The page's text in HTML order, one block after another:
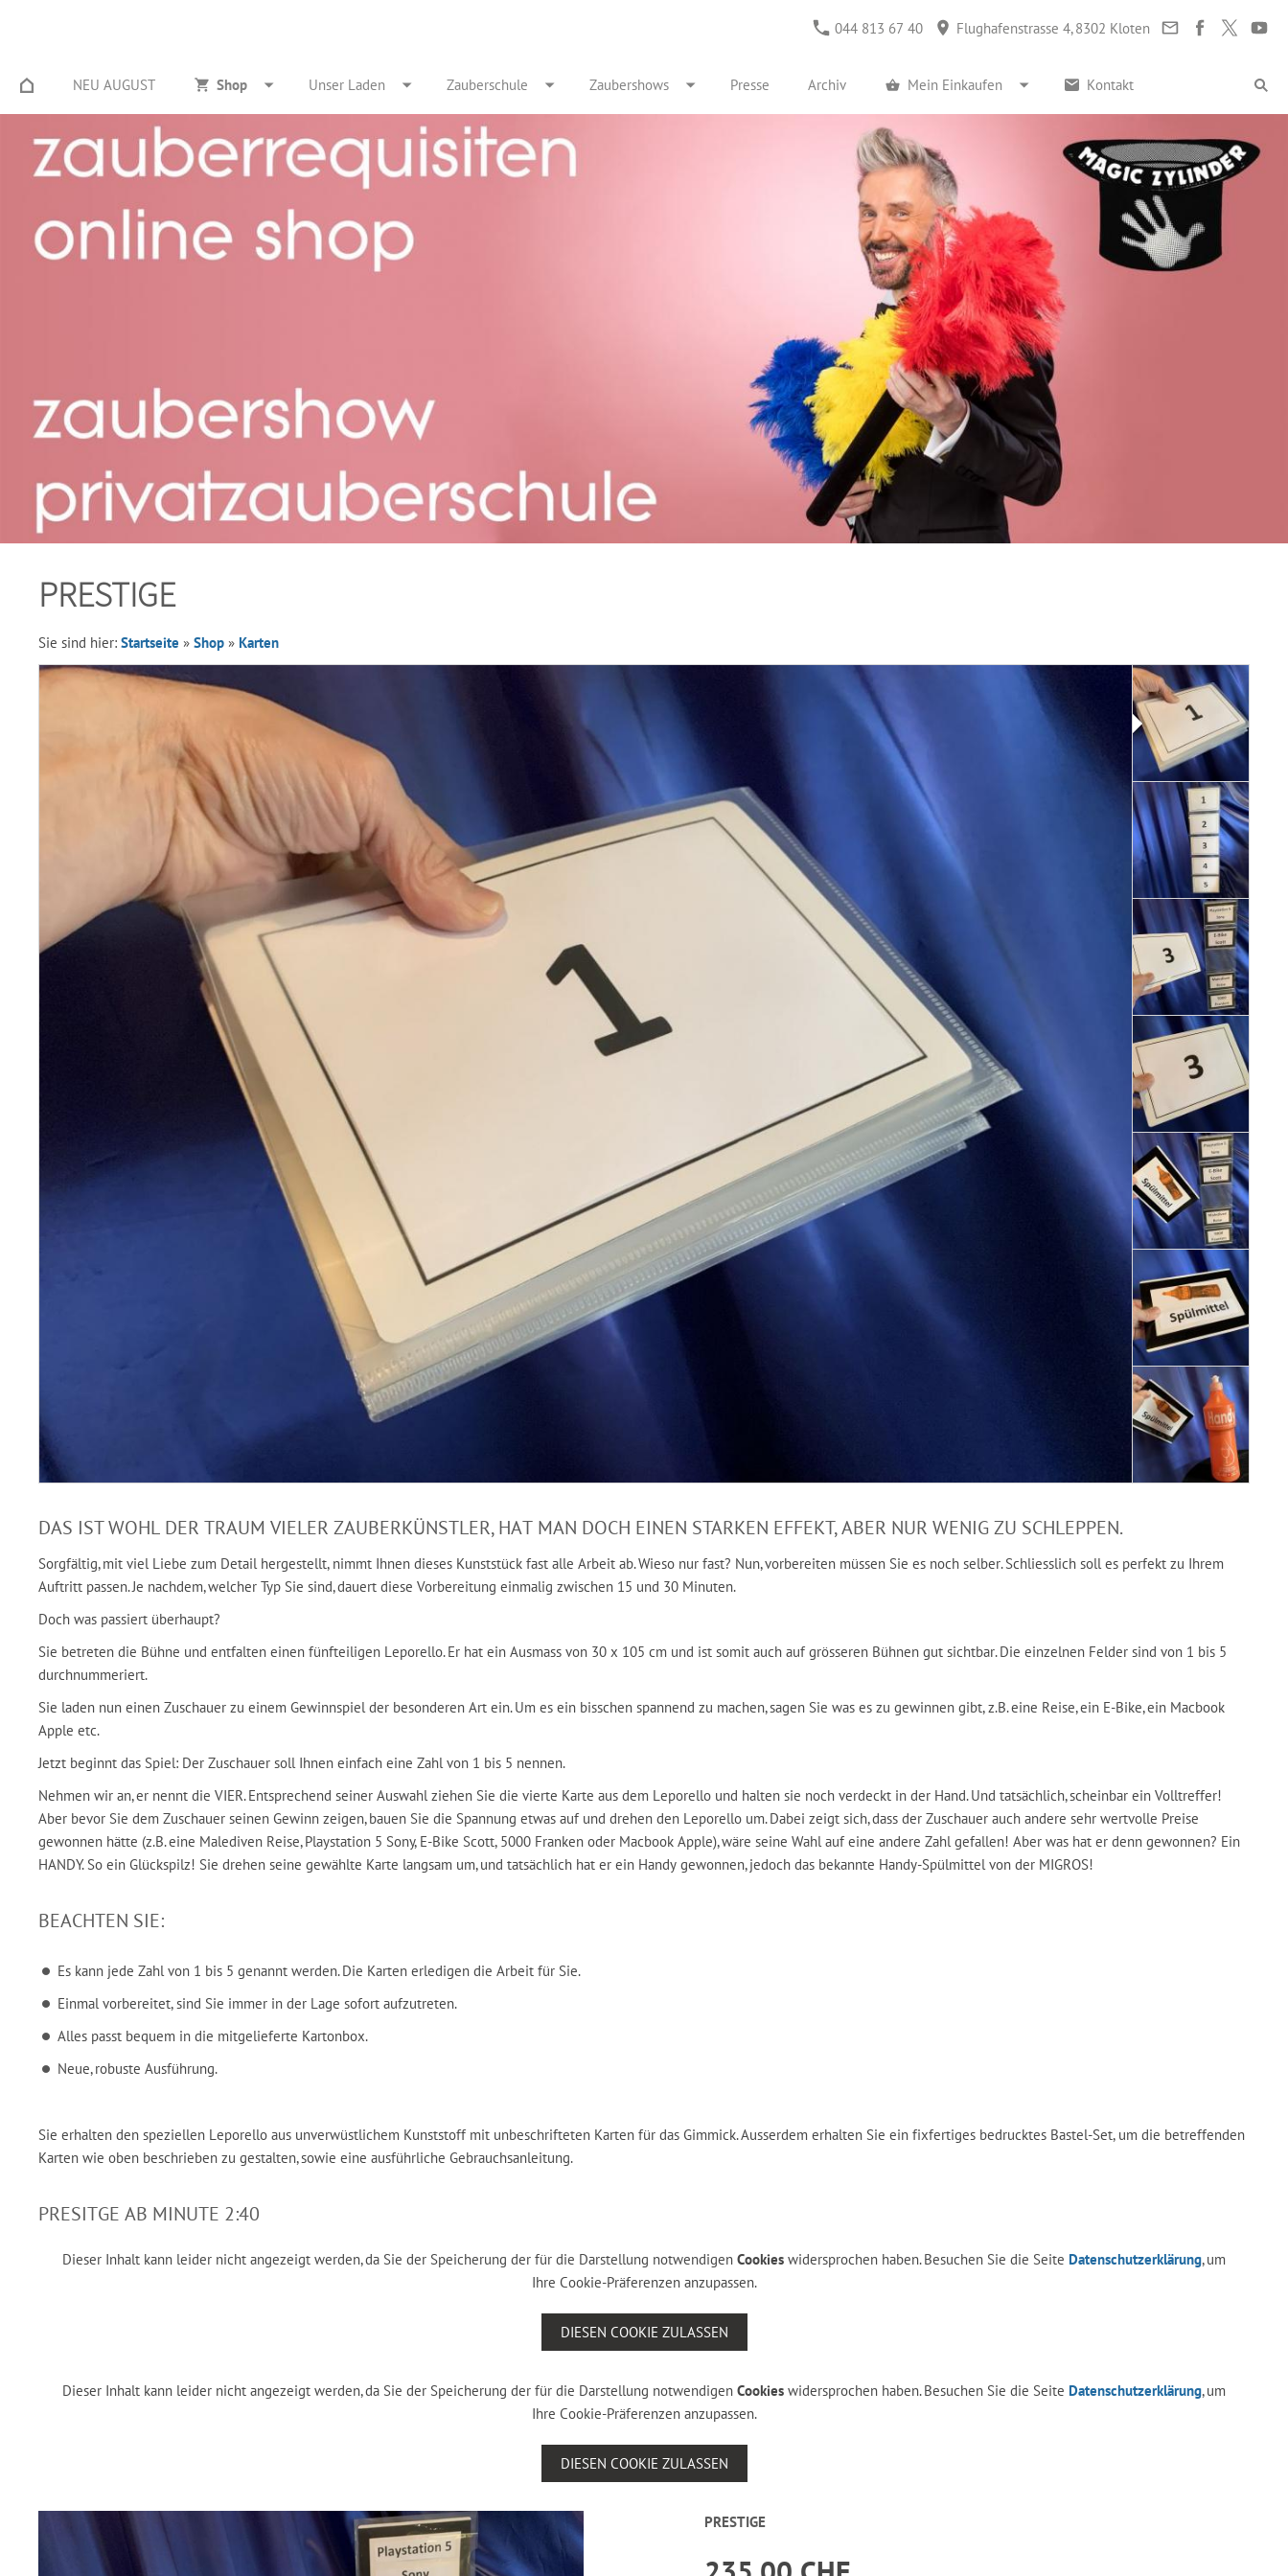
044 813 67 40 Flughafenstrasse 4, 8302 Kloten
NEU AUGUST Shop Unser Laden Zauberschule Zaubershows Presse Archiv Mein Einkaufen Kontakt
PRESTIGE
Sie sind hier: Startseite » Shop » Karten
DAS IST WOHL DER TRAUM VIELER ZAUBERKÜNSTLER, HAT MAN DOCH EINEN STARKEN EFFEKT, ABER NUR WENIG ZU SCHLEPPEN.
Sorgfältig, mit viel Liebe zum Detail hergestellt, nimmt Ihnen dieses Kunststück fast alle Arbeit ab. Wieso nur fast? Nun, vorbereiten müssen Sie es noch selber. Schliesslich soll es perfekt zu Ihrem
Auftritt passen. Je nachdem, welcher Typ Sie sind, dauert diese Vorbereitung einmalig zwischen 15 und 30 Minuten.
Doch was passiert überhaupt?
Sie betreten die Bühne und entfalten einen fünfteiligen Leporello. Er hat ein Ausmass von 30 x 105 cm und ist somit auch auf grösseren Bühnen gut sichtbar. Die einzelnen Felder sind von 1 bis 5
durchnummeriert.
Sie laden nun einen Zuschauer zu einem Gewinnspiel der besonderen Art ein. Um es ein bisschen spannend zu machen, sagen Sie was es zu gewinnen gibt, z.B. eine Reise, ein E-Bike, ein Macbook
Apple etc.
Jetzt beginnt das Spiel: Der Zuschauer soll Ihnen einfach eine Zahl von 1 bis 5 nennen.
Nehmen wir an, er nennt die VIER. Entsprechend seiner Auswahl ziehen Sie die vierte Karte aus dem Leporello und halten sie noch verdeckt in der Hand. Und tatsächlich, scheinbar ein Volltreffer!
Aber bevor Sie dem Zuschauer seinen Gewinn zeigen, bauen Sie die Spannung etwas auf und drehen den Leporello um. Dabei zeigt sich, dass der Zuschauer auch andere sehr wertvolle Preise
gewonnen hätte (z.B. eine Malediven Reise, Playstation 5 Sony, E-Bike Scott, 5000 Franken oder Macbook Apple), wäre seine Wahl auf eine andere Zahl gefallen! Aber was hat er denn gewonnen? Ein
HANDY. So ein Glückspilz! Sie drehen seine gewählte Karte langsam um, und tatsächlich hat er ein Handy gewonnen, jedoch das bekannte Handy-Spülmittel von der MIGROS!
BEACHTEN SIE:
Es kann jede Zahl von 1 bis 5 genannt werden. Die Karten erledigen die Arbeit für Sie.
Einmal vorbereitet, sind Sie immer in der Lage sofort aufzutreten.
Alles passt bequem in die mitgelieferte Kartonbox.
Neue, robuste Ausführung.
Sie erhalten den speziellen Leporello aus unverwüstlichem Kunststoff mit unbeschrifteten Karten für das Gimmick. Ausserdem erhalten Sie ein fixfertiges bedrucktes Bastel-Set, um die betreffenden
Karten wie oben beschrieben zu gestalten, sowie eine ausführliche Gebrauchsanleitung.
PRESITGE AB MINUTE 2:40
Dieser Inhalt kann leider nicht angezeigt werden, da Sie der Speicherung der für die Darstellung notwendigen Cookies widersprochen haben. Besuchen Sie die Seite Datenschutzerklärung, um
Ihre Cookie-Präferenzen anzupassen.
DIESEN COOKIE ZULASSEN
Dieser Inhalt kann leider nicht angezeigt werden, da Sie der Speicherung der für die Darstellung notwendigen Cookies widersprochen haben. Besuchen Sie die Seite Datenschutzerklärung, um
Ihre Cookie-Präferenzen anzupassen.
DIESEN COOKIE ZULASSEN
PRESTIGE